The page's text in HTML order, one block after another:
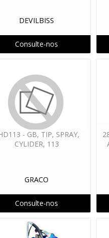
PRESSAO REP. LIQ. CABO
CASCADIUM OUTRAS
AR FRC REPOSICAO
DE PINTURA
DEVILBISS
Consulte-nos
- GB, TIP, SPRAY,
CYLIDER, 113
GRACO
Consulte-nos